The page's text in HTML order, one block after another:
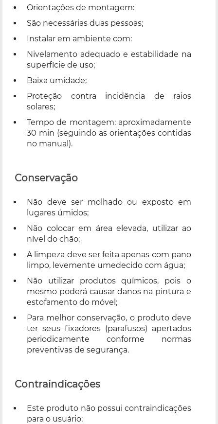
Orientações de montagem:
São necessárias duas pessoas;
Instalar em ambiente com:
Nivelamento adequado e estabilidade na
superfície de uso;
Baixa umidade;
Proteção contra incidência de raios
solares;
Tempo de montagem: aproximadamente
30 min (seguindo as orientações contidas
no manual).
Conservação
Não deve ser molhado ou exposto em
lugares úmidos;
Não colocar em área elevada, utilizar ao
nível do chão;
A limpeza deve ser feita apenas com pano
limpo, levemente umedecido com água;
Não utilizar produtos químicos, pois o
mesmo poderá causar danos na pintura e
estofamento do móvel;
Para melhor conservação, o produto deve
ter seus fixadores (parafusos) apertados
periodicamente conforme normas
preventivas de segurança.
Contraindicações
Este produto não possui contraindicações
para o usuário;